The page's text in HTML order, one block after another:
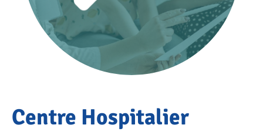
Annuaire
du réseau
Centre Hospitalier